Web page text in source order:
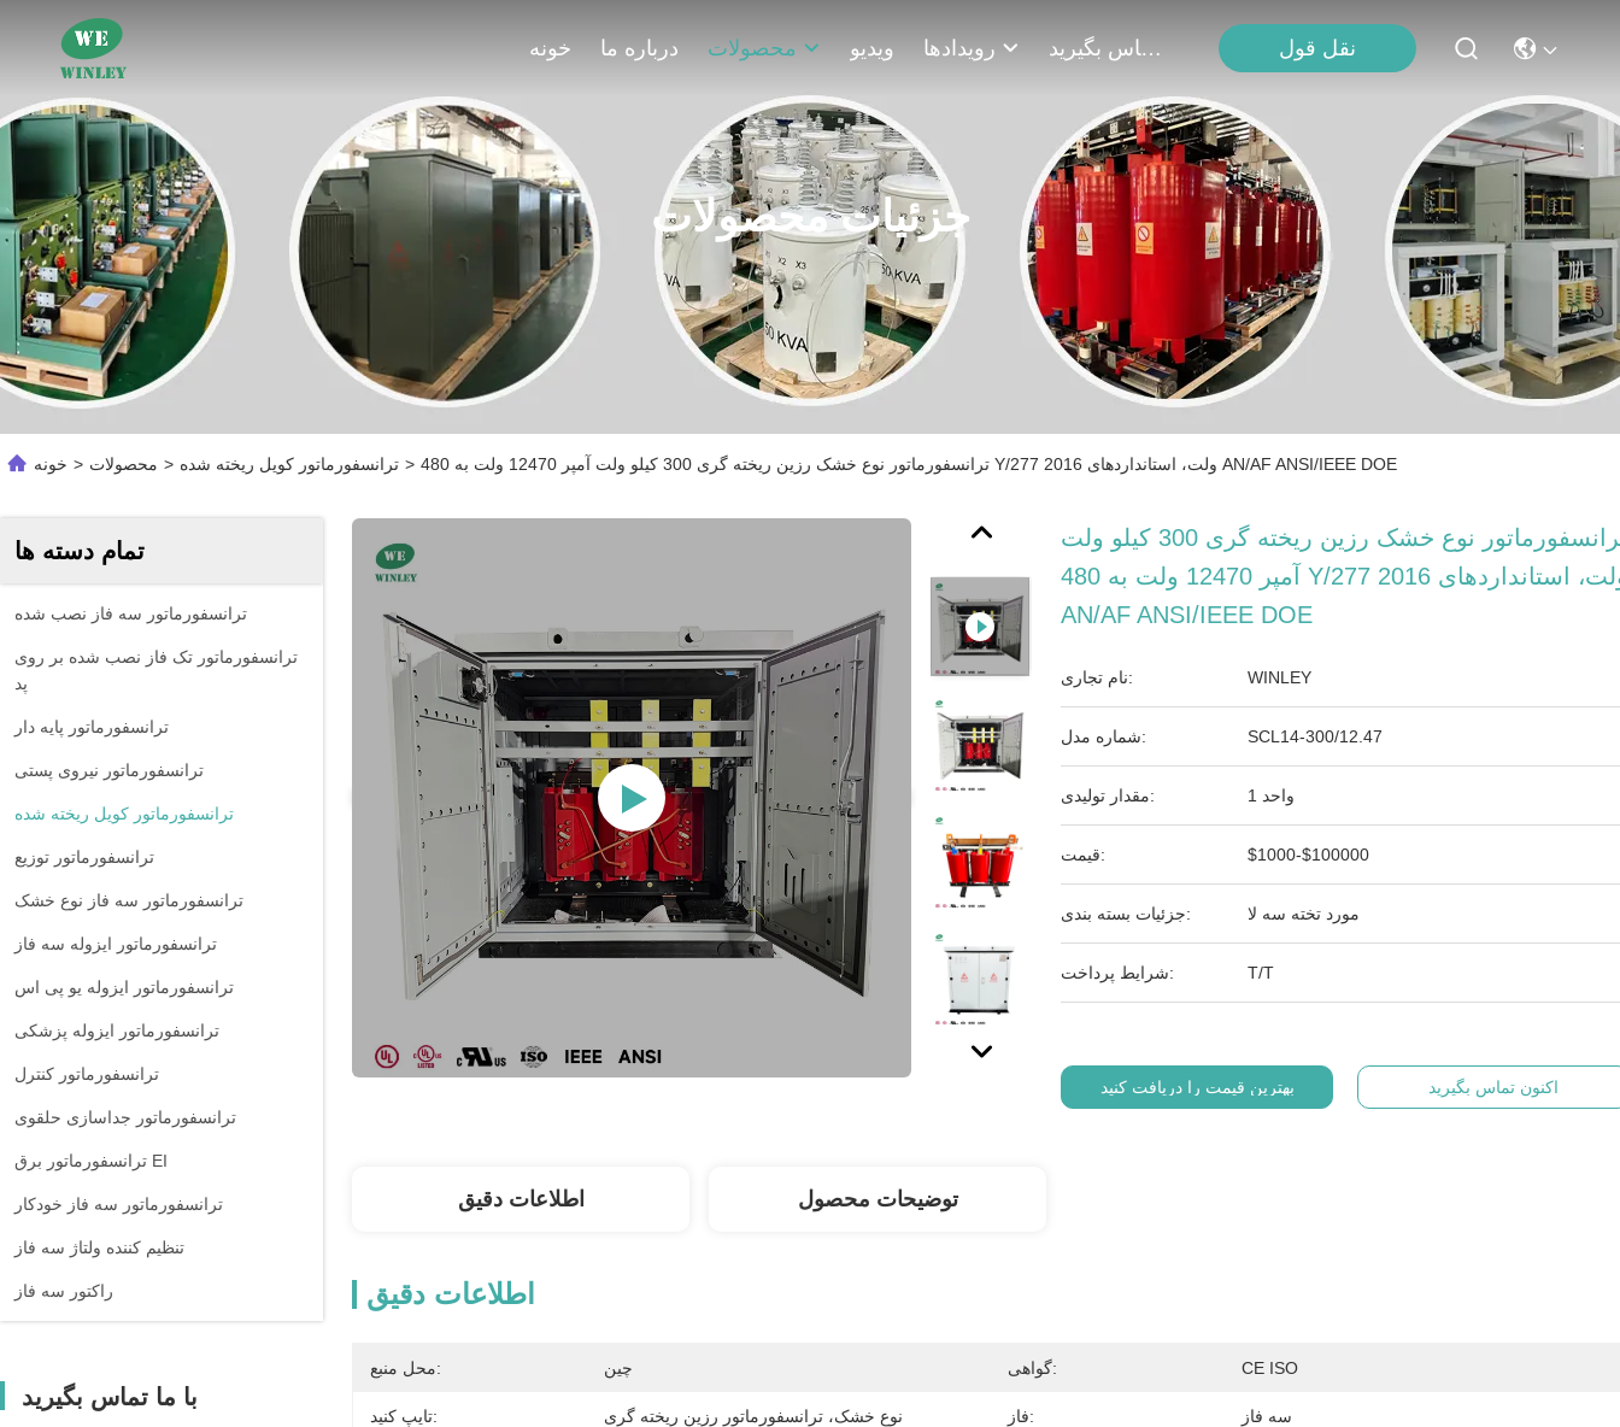
خونه درباره ما محصولات ویدیو رویدادها با ما تماس بگیرید نقل قول
جزئیات محصولات
خونه > محصولات > ترانسفورماتور کویل ریخته شده > ترانسفورماتور نوع خشک رزین ریخته گری 300 کیلو ولت آمپر 12470 ولت به 480 Y/277 ولت، استانداردهای 2016 AN/AF ANSI/IEEE DOE
تمام دسته ها
ترانسفورماتور سه فاز نصب شده
ترانسفورماتور تک فاز نصب شده بر روی
پد
ترانسفورماتور پایه دار
ترانسفورماتور نیروی پستی
ترانسفورماتور کویل ریخته شده
ترانسفورماتور توزیع
ترانسفورماتور سه فاز نوع خشک
ترانسفورماتور ایزوله سه فاز
ترانسفورماتور ایزوله یو پی اس
ترانسفورماتور ایزوله پزشکی
ترانسفورماتور کنترل
ترانسفورماتور جداسازی حلقوی
ترانسفورماتور برق EI
ترانسفورماتور سه فاز خودکار
تنظیم کننده ولتاژ سه فاز
راکتور سه فاز
با ما تماس بگیرید
ترانسفورماتور نوع خشک رزین ریخته گری 300 کیلو ولت
آمپر 12470 ولت به 480 Y/277 ولت، استانداردهای 2016
AN/AF ANSI/IEEE DOE
نام تجاری: WINLEY
شماره مدل: SCL14-300/12.47
مقدار تولیدی: 1 واحد
قیمت: $1000-$100000
جزئیات بسته بندی: مورد تخته سه لا
شرایط پرداخت: T/T
بهترین قیمت را دریافت کنید اکنون تماس بگیرید
اطلاعات دقیق توضیحات محصول
اطلاعات دقیق
محل منبع: چین گواهی: CE ISO
تایپ کنید: نوع خشک، ترانسفورماتور رزین ریخته گری فاز: سه فاز